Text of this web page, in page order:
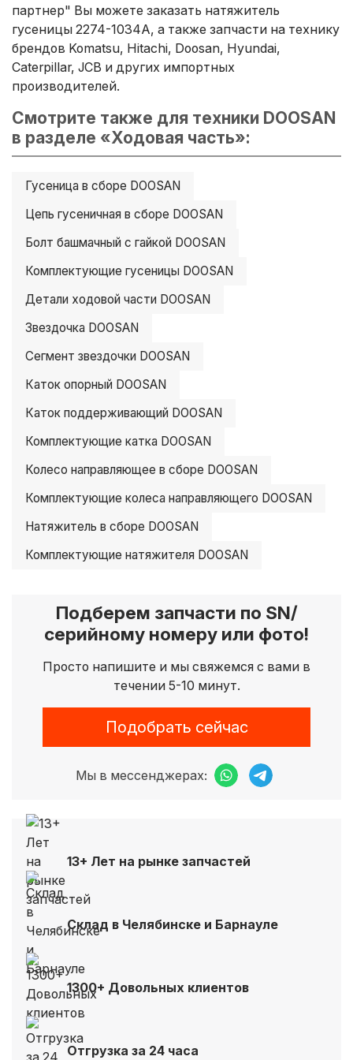
партнер" Вы можете заказать натяжитель
гусеницы 2274-1034A, а также запчасти на технику
брендов Komatsu, Hitachi, Doosan, Hyundai,
Caterpillar, JCB и других импортных
производителей.
Смотрите также для техники DOOSAN
в разделе «Ходовая часть»:
Гусеница в сборе DOOSAN
Цепь гусеничная в сборе DOOSAN
Болт башмачный с гайкой DOOSAN
Комплектующие гусеницы DOOSAN
Детали ходовой части DOOSAN
Звездочка DOOSAN
Сегмент звездочки DOOSAN
Каток опорный DOOSAN
Каток поддерживающий DOOSAN
Комплектующие катка DOOSAN
Колесо направляющее в сборе DOOSAN
Комплектующие колеса направляющего DOOSAN
Натяжитель в сборе DOOSAN
Комплектующие натяжителя DOOSAN
Подберем запчасти по SN/
серийному номеру или фото!
Просто напишите и мы свяжемся с вами в
течении 5-10 минут.
Подобрать сейчас
Мы в мессенджерах:
13+ Лет на рынке запчастей
Склад в Челябинске и Барнауле
1300+ Довольных клиентов
Отгрузка за 24 часа